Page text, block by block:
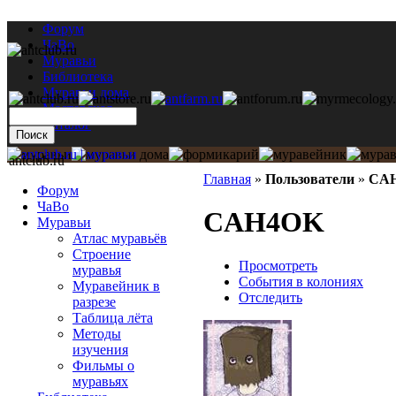
Форум
ЧаВо
Муравьи
Библиотека
Муравьи дома
Мастерская
Каталог
Главная » Пользователи »
CAH4OK
Просмотреть
События в колониях
Отследить
antclub.ru
Форум
ЧаВо
Муравьи
Атлас муравьёв
Строение
муравья
Муравейник в
разрезе
Таблица лёта
Методы
изучения
Фильмы о
муравьях